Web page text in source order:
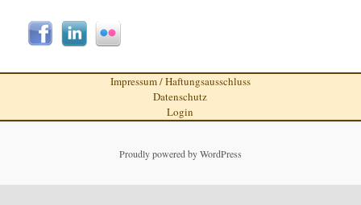
Impressum / Haftungsausschluss
Datenschutz
Login
Proudly powered by WordPress